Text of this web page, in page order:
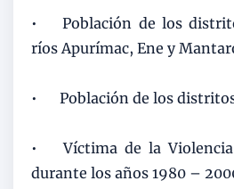
•
Población de los
ríos Apurímac, Ene y
• Población de los
•
Víctima de la
durante los años 1980 –